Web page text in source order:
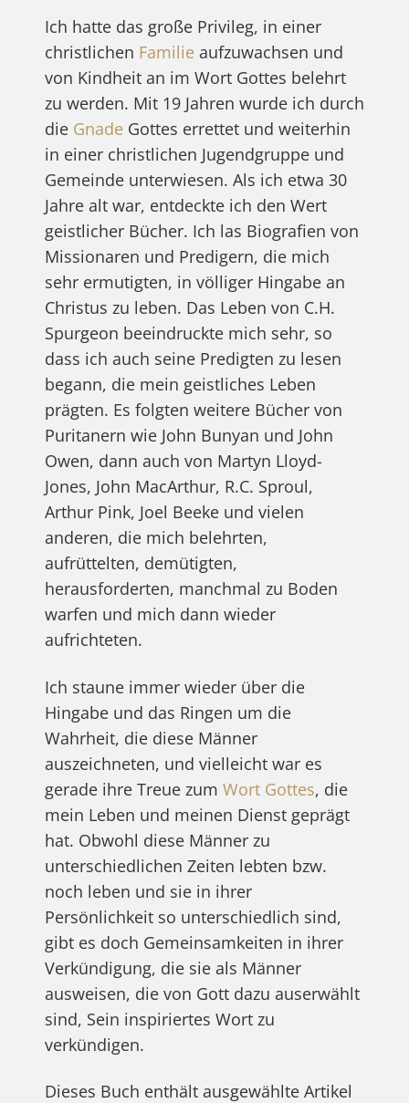
Ich hatte das große Privileg, in einer
christlichen Familieaufzuwachsen und
von Kindheit an im Wort Gottes belehrt
zu werden. Mit 19 Jahren wurde ich durch
die GnadeGottes errettet und weiterhin
in einer christlichen Jugendgruppe und
Gemeinde unterwiesen. Als ich etwa 30
Jahre alt war, entdeckte ich den Wert
geistlicher Bücher. Ich las Biografien von
Missionaren und Predigern, die mich
sehr ermutigten, in völliger Hingabe an
Christus zu leben. Das Leben von C.H.
Spurgeon beeindruckte mich sehr, so
dass ich auch seine Predigten zu lesen
begann, die mein geistliches Leben
prägten. Es folgten weitere Bücher von
Puritanern wie John Bunyan und John
Owen, dann auch von Martyn Lloyd-
Jones, John MacArthur, R.C. Sproul,
Arthur Pink, Joel Beeke und vielen
anderen, die mich belehrten,
aufrüttelten, demütigten,
herausforderten, manchmal zu Boden
warfen und mich dann wieder
aufrichteten.
Ich staune immer wieder über die
Hingabe und das Ringen um die
Wahrheit, die diese Männer
auszeichneten, und vielleicht war es
gerade ihre Treue zum Wort Gottes, die
mein Leben und meinen Dienst geprägt
hat. Obwohl diese Männer zu
unterschiedlichen Zeiten lebten bzw.
noch leben und sie in ihrer
Persönlichkeit so unterschiedlich sind,
gibt es doch Gemeinsamkeiten in ihrer
Verkündigung, die sie als Männer
ausweisen, die von Gott dazu auserwählt
sind, Sein inspiriertes Wort zu
verkündigen.
Dieses Buch enthält ausgewählte Artikel